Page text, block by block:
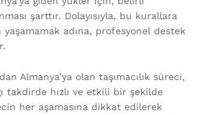
şarttır. Dolayısıyla, bu kurallara
yaşamamak adına, profesyonel destek
Almanya’ya olan taşımacılık süreci,
takdirde hızlı ve etkili bir şekilde
her aşamasına dikkat edilerek